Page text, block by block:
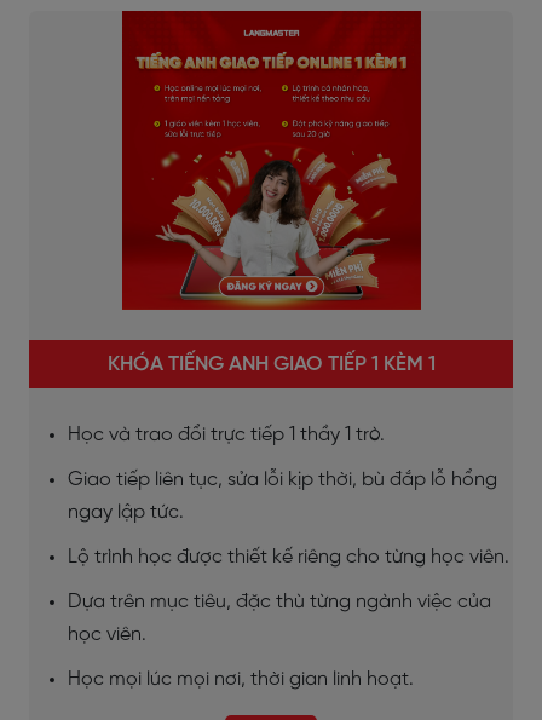
KHÓA TIẾNG ANH GIAO TIẾP 1 KÈM 1
Học và trao đổi trực tiếp 1 thầy 1 trò.
Giao tiếp liên tục, sửa lỗi kịp thời, bù đắp lỗ hổng
ngay lập tức.
Lộ trình học được thiết kế riêng cho từng học viên.
Dựa trên mục tiêu, đặc thù từng ngành việc của
học viên.
Học mọi lúc mọi nơi, thời gian linh hoạt.